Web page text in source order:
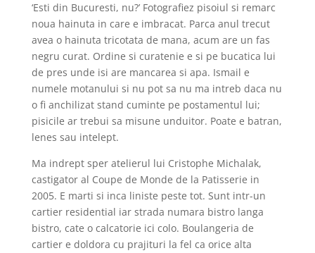
‘Esti din Bucuresti, nu?’ Fotografiez pisoiul si remarc
noua hainuta in care e imbracat. Parca anul trecut
avea o hainuta tricotata de mana, acum are un fas
negru curat. Ordine si curatenie e si pe bucatica lui
de pres unde isi are mancarea si apa. Ismail e
numele motanului si nu pot sa nu ma intreb daca nu
o fi anchilizat stand cuminte pe postamentul lui;
pisicile ar trebui sa misune unduitor. Poate e batran,
lenes sau intelept.
Ma indrept sper atelierul lui Cristophe Michalak,
castigator al Coupe de Monde de la Patisserie in
2005. E marti si inca liniste peste tot. Sunt intr-un
cartier residential iar strada numara bistro langa
bistro, cate o calcatorie ici colo. Boulangeria de
cartier e doldora cu prajituri la fel ca orice alta